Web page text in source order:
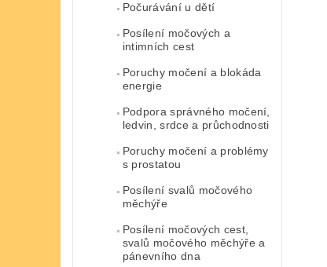
Počurávání u dětí
Posílení močových a
intimních cest
Poruchy močení a blokáda
energie
Podpora správného močení,
ledvin, srdce a průchodnosti
Poruchy močení a problémy
s prostatou
Posílení svalů močového
měchýře
Posílení močových cest,
svalů močového měchýře a
pánevního dna